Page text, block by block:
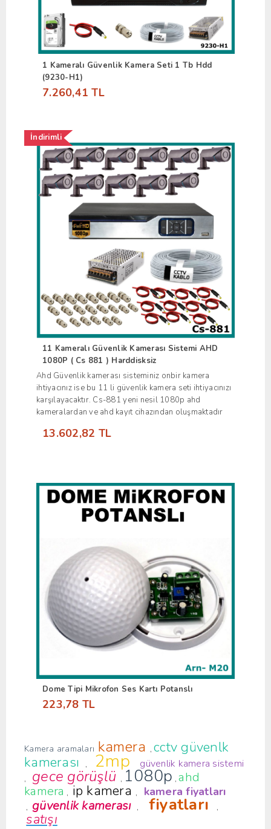
1 Kameralı Güvenlik Kamera Seti 1 Tb Hdd
(9230-H1)
7.260,41 TL
11 Kameralı Güvenlik Kamerası Sistemi AHD
1080P ( Cs 881 ) Harddisksiz
Ahd Güvenlik kamerası sisteminiz onbir kamera
ihtiyacınız ise bu 11 li güvenlik kamera seti ihtiyacınızı
karşılayacaktır. Cs-881 yeni nesil 1080p ahd
kameralardan ve ahd kayıt cihazından oluşmaktadır
13.602,82 TL
İndirimli
Dome Tipi Mikrofon Ses Kartı Potanslı
223,78 TL
Kamera aramaları kamera ,cctv güvenlk
kamerası
, 2mp güvenlik kamera sistemi
, gece görüşlü , 1080p ,ahd
kamera , ip kamera , kamera fiyatları
, güvenlik kamerası, fiyatları ,
satışı